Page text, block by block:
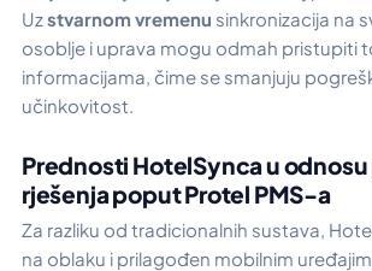
Uzstvarnom vremenu sinkronizacija na
osoblje i uprava mogu odmah pristupiti
informacijama, čime se smanjuju
učinkovitost.
Prednosti HotelSynca u odnosu
rješenja poput Protel PMS-a
Za razliku od tradicionalnih sustava,
na oblaku i prilagođen mobilnim